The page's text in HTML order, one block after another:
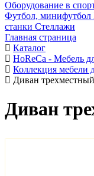
Оборудование в
Футбол, минифутбол
станки Стеллажи
Главная страница
Каталог
HoReCa - Мебель
Коллекция мебели
Диван
Диван